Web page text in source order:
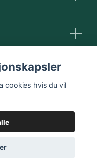
cookies hvis du vil